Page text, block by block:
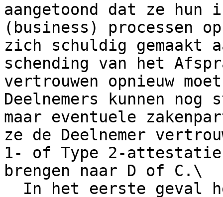
aangetoond dat ze hun
(business) processen
zich schuldig gemaakt
schending van het
vertrouwen opnieuw
Deelnemers kunnen
maar eventuele
ze de Deelnemer
1- of Type 2-
brengen naar D of C.\